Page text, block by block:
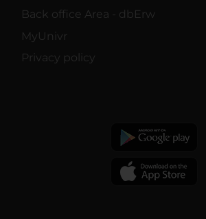
Back office Area - dbErw
MyUnivr
Privacy policy